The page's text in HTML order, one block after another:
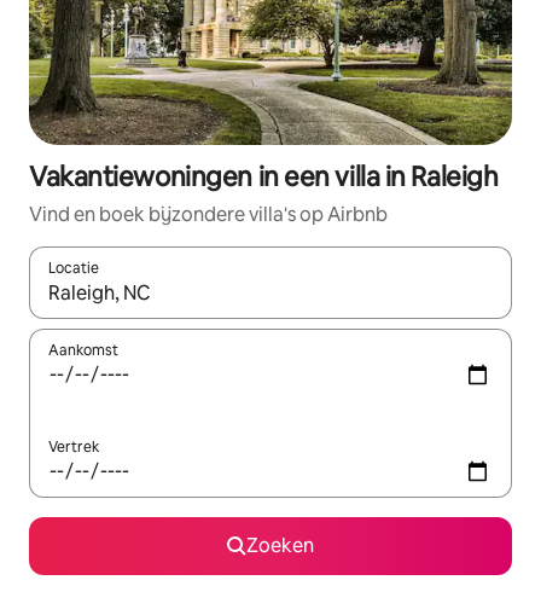
Vakantiewoningen in een villa in Raleigh
Vind en boek bijzondere villa's op Airbnb
Locatie
Wanneer er resultaten beschikbaar zijn, maak je een keuze
Aankomst
Vertrek
Zoeken